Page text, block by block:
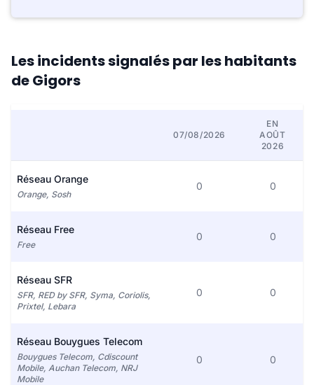
Les incidents signalés par les habitants
de Gigors
07/08/2026
EN
AOÛT
2026
Réseau Orange
Orange, Sosh
0 0
Réseau Free
Free
0 0
Réseau SFR
SFR, RED by SFR, Syma, Coriolis,
Prixtel, Lebara
0 0
Réseau Bouygues Telecom
Bouygues Telecom, Cdiscount
Mobile, Auchan Telecom, NRJ
Mobile
0 0